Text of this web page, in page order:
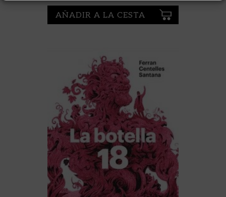
AÑADIR A LA CESTA